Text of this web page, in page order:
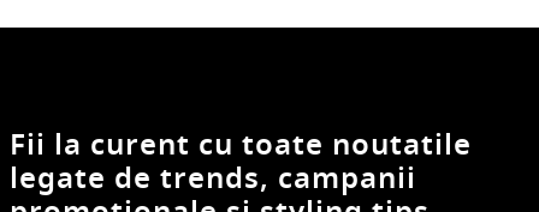
Fii la curent cu toate noutatile
legate de trends, campanii